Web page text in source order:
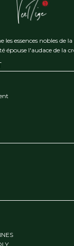
les essences nobles de
épouse l'audace de la